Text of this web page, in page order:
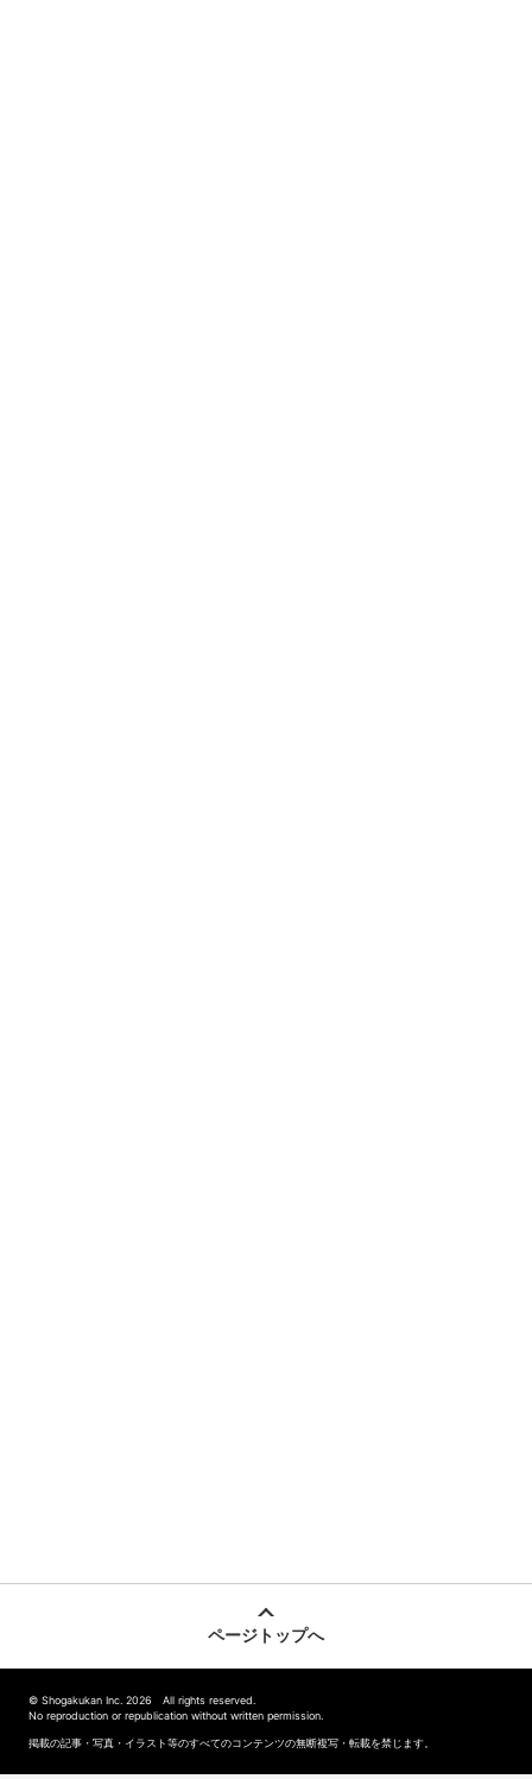
ページトップへ
© Shogakukan Inc. 2026 All rights reserved.
No reproduction or republication without written permission.
掲載の記事・写真・イラスト等のすべてのコンテンツの無断複写・転載を禁じます。